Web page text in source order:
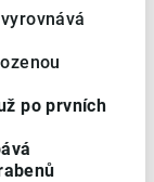
po prvních